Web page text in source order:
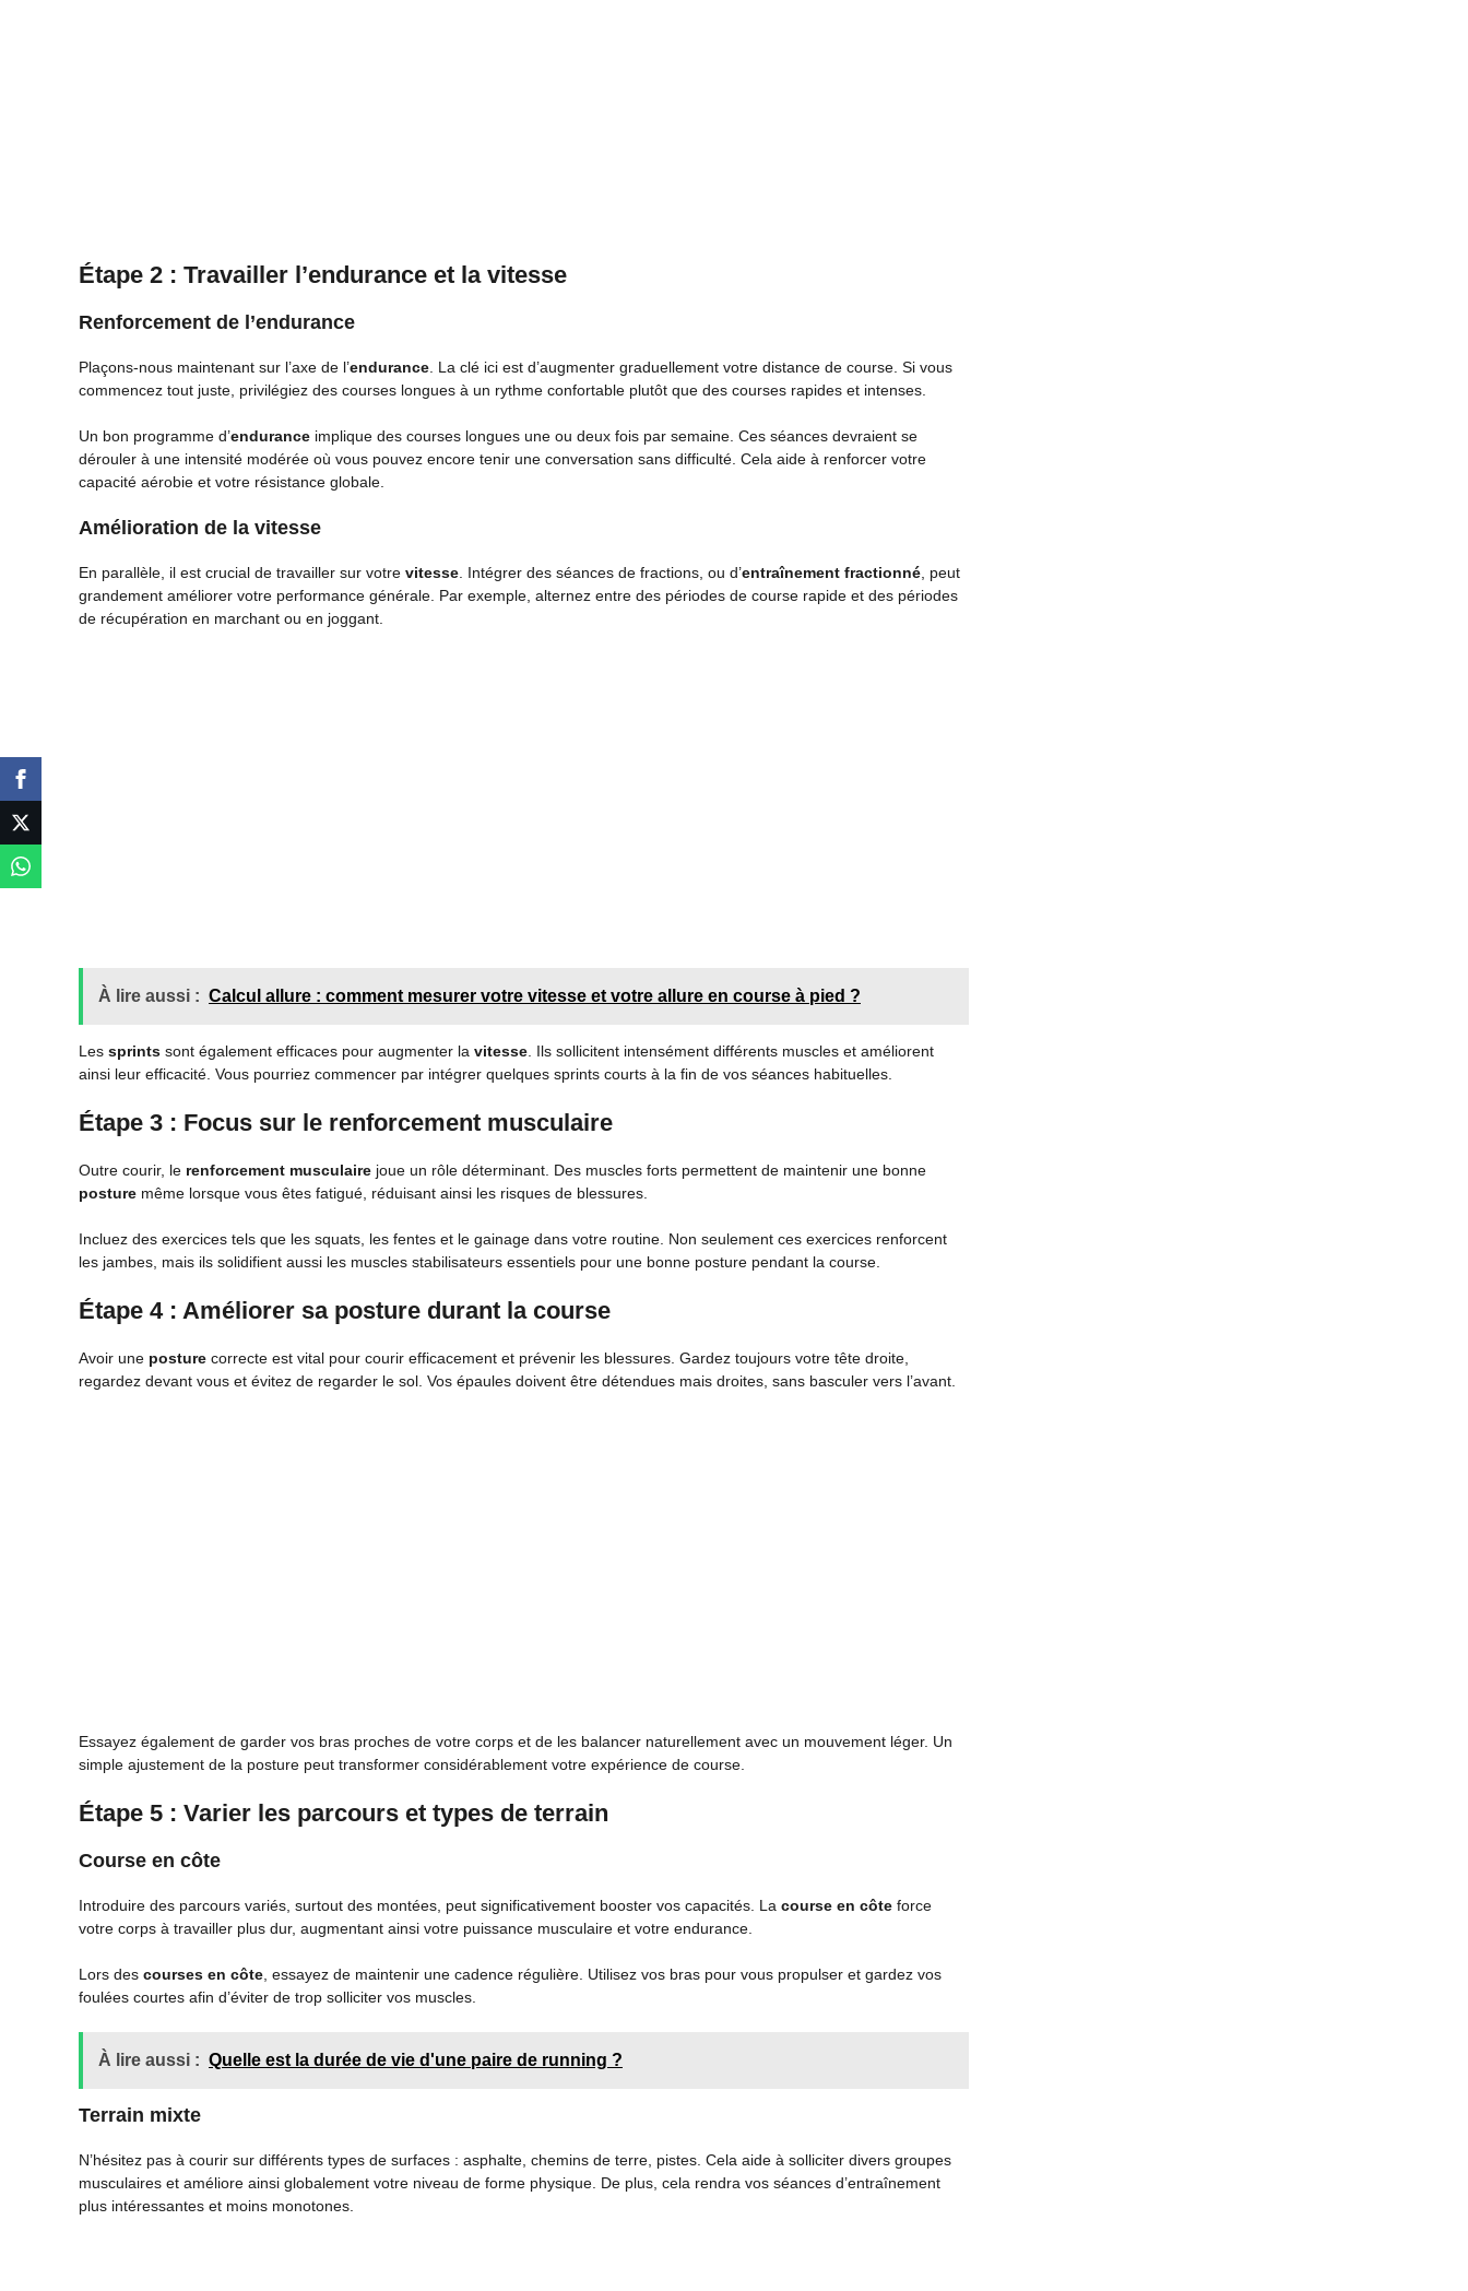
Étape 2 : Travailler l’endurance et la vitesse
Renforcement de l’endurance
Plaçons-nous maintenant sur l’axe de l’endurance. La clé ici est d’augmenter graduellement votre distance de course. Si vous
commencez tout juste, privilégiez des courses longues à un rythme confortable plutôt que des courses rapides et intenses.
Un bon programme d’endurance implique des courses longues une ou deux fois par semaine. Ces séances devraient se
dérouler à une intensité modérée où vous pouvez encore tenir une conversation sans difficulté. Cela aide à renforcer votre
capacité aérobie et votre résistance globale.
Amélioration de la vitesse
En parallèle, il est crucial de travailler sur votre vitesse. Intégrer des séances de fractions, ou d’entraînement fractionné, peut
grandement améliorer votre performance générale. Par exemple, alternez entre des périodes de course rapide et des périodes
de récupération en marchant ou en joggant.
À lire aussi : Calcul allure : comment mesurer votre vitesse et votre allure en course à pied ?
Les sprints sont également efficaces pour augmenter la vitesse. Ils sollicitent intensément différents muscles et améliorent
ainsi leur efficacité. Vous pourriez commencer par intégrer quelques sprints courts à la fin de vos séances habituelles.
Étape 3 : Focus sur le renforcement musculaire
Outre courir, le renforcement musculaire joue un rôle déterminant. Des muscles forts permettent de maintenir une bonne
posture même lorsque vous êtes fatigué, réduisant ainsi les risques de blessures.
Incluez des exercices tels que les squats, les fentes et le gainage dans votre routine. Non seulement ces exercices renforcent
les jambes, mais ils solidifient aussi les muscles stabilisateurs essentiels pour une bonne posture pendant la course.
Étape 4 : Améliorer sa posture durant la course
Avoir une posture correcte est vital pour courir efficacement et prévenir les blessures. Gardez toujours votre tête droite,
regardez devant vous et évitez de regarder le sol. Vos épaules doivent être détendues mais droites, sans basculer vers l’avant.
Essayez également de garder vos bras proches de votre corps et de les balancer naturellement avec un mouvement léger. Un
simple ajustement de la posture peut transformer considérablement votre expérience de course.
Étape 5 : Varier les parcours et types de terrain
Course en côte
Introduire des parcours variés, surtout des montées, peut significativement booster vos capacités. La course en côte force
votre corps à travailler plus dur, augmentant ainsi votre puissance musculaire et votre endurance.
Lors des courses en côte, essayez de maintenir une cadence régulière. Utilisez vos bras pour vous propulser et gardez vos
foulées courtes afin d’éviter de trop solliciter vos muscles.
À lire aussi : Quelle est la durée de vie d'une paire de running ?
Terrain mixte
N’hésitez pas à courir sur différents types de surfaces : asphalte, chemins de terre, pistes. Cela aide à solliciter divers groupes
musculaires et améliore ainsi globalement votre niveau de forme physique. De plus, cela rendra vos séances d’entraînement
plus intéressantes et moins monotones.